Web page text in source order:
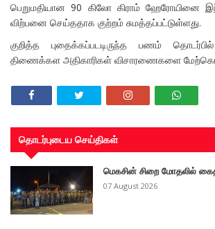
பெறுமதியான 90 கிலோ கிராம் ஹேரோயினை
விற்பனை செய்ததாக குற்றம் சுமத்தப்பட்டுள்ளது.
குறித்த புதைக்கப்படடிருந்த பணம்
திணைக்கள அதிகாரிகள் விசாரணைகளை
தொடர்புடைய செய்திகள்
மெகசின் சிறை மோதலில்
07 August 2026